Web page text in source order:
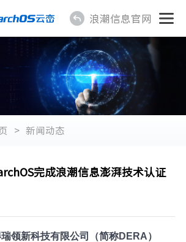
浪潮信息官网
> 新闻动态
完成浪潮信息澎湃技术认证
领新科技有限公司（简称DERA）